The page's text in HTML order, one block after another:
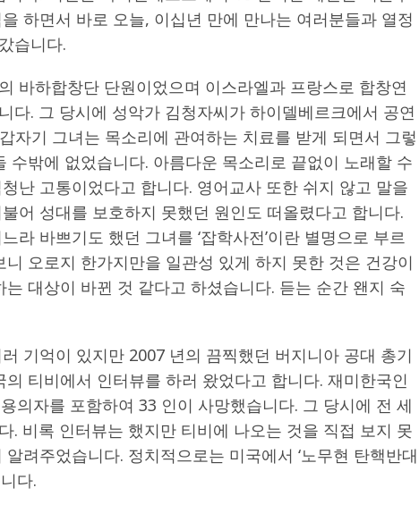
하면서 바로 오늘, 이십년 만에 만나는 여러분들과 열정
습니다.
바하합창단 단원이었으며 이스라엘과 프랑스로 합창연
다. 그 당시에 성악가 김청자씨가 하이델베르크에서 공연
자기 그녀는 목소리에 관여하는 치료를 받게 되면서 그렇
수밖에 없었습니다. 아름다운 목소리로 끝없이 노래할 수
난 고통이었다고 합니다. 영어교사 또한 쉬지 않고 말을
어 성대를 보호하지 못했던 원인도 떠올렸다고 합니다.
라 바쁘기도 했던 그녀를 ‘잡학사전’이란 별명으로 부르
오로지 한가지만을 일관성 있게 하지 못한 것은 건강이
대상이 바뀐 것 같다고 하셨습니다. 듣는 순간 왠지 숙
기억이 있지만 2007 년의 끔찍했던 버지니아 공대 총기
티비에서 인터뷰를 하러 왔었다고 합니다. 재미한국인
의자를 포함하여 33 인이 사망했습니다. 그 당시에 전 세
. 비록 인터뷰는 했지만 티비에 나오는 것을 직접 보지 못
려주었습니다. 정치적으로는 미국에서 ‘노무현 탄핵반대
다.